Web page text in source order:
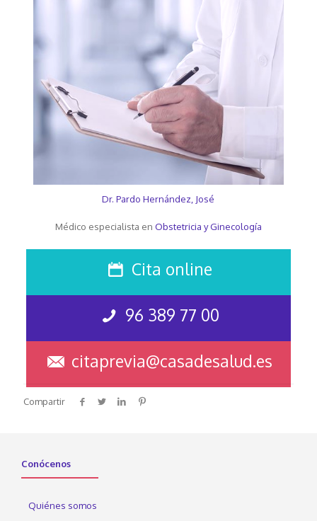
Dr. Pardo Hernández, José
Médico especialista en Obstetricia y Ginecología
Cita online
96 389 77 00
citaprevia@casadesalud.es
Compartir
Conócenos
Quiénes somos